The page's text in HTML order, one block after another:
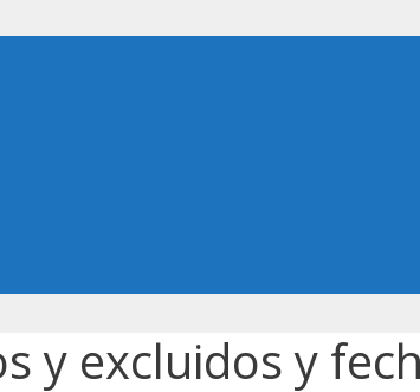
y excluidos y